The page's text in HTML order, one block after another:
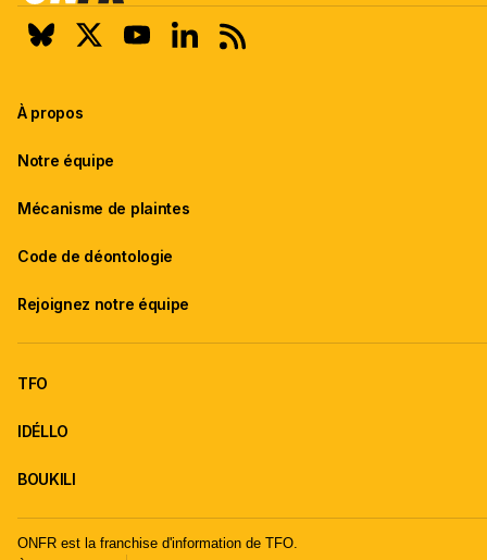
À propos
Notre équipe
Mécanisme de plaintes
Code de déontologie
Rejoignez notre équipe
TFO
IDÉLLO
BOUKILI
ONFR est la franchise d'information de TFO.